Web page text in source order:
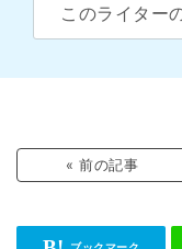
このライター
« 前の記事